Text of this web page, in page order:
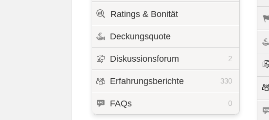
Ratings & Bonität
Deckungsquote
Diskussionsforum 2
Erfahrungsberichte 330
FAQs 0